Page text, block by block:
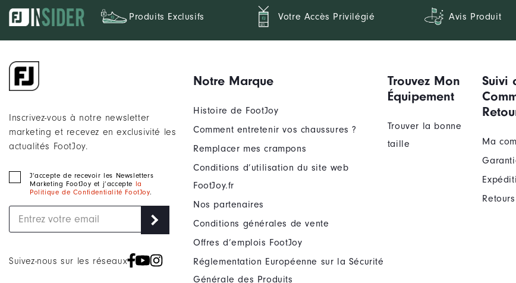
Produits Exclusifs Votre Accès Privilégié Avis Produit
Inscrivez-vous à notre newsletter
marketing et recevez en exclusivité les
actualités FootJoy.
J‘accepte de recevoir les Newsletters
Marketing FootJoy et j’accepte la
Politique de Confidentialité FootJoy.
Suivez-nous sur les réseaux
Notre Marque
Histoire de FootJoy
Comment entretenir vos chaussures ?
Remplacer mes crampons
Conditions d’utilisation du site web
FootJoy.fr
Nos partenaires
Conditions générales de vente
Offres d’emplois FootJoy
Réglementation Européenne sur la Sécurité
Générale des Produits
Trouvez Mon
Équipement
Trouver la bonne
taille
Suivi
Ma